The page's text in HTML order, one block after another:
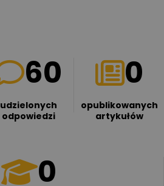
60
udzielonych
odpowiedzi
0
opublikowanych
artykułów
0